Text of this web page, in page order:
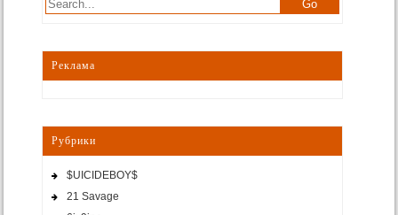
Реклама
Рубрики
$UICIDEBOY$
21 Savage